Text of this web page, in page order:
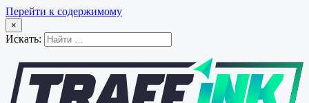
Перейти к содержимому
×
Искать: